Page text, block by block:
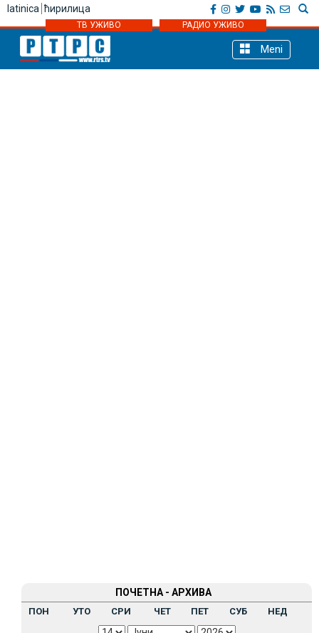
latinica ћирилица
ТВ УЖИВО РАДИО УЖИВО
Meni
ПОЧЕТНА - АРХИВА
ПОН УТО СРИ ЧЕТ ПЕТ СУБ НЕД